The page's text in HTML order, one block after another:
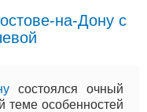
на-Дону с
состоялся очный
особенностей